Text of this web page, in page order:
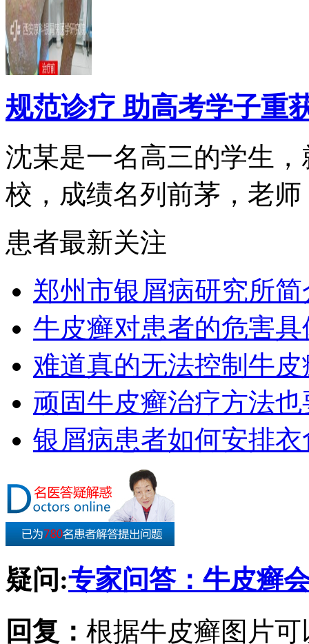
规范诊疗 助高考学子重
沈某是一名高三的学生
校，成绩名列前茅，老师
患者最新关注
郑州市银屑病研究所简
牛皮癣对患者的危害
难道真的无法控制牛
顽固牛皮癣治疗方法也
银屑病患者如何安排
疑问:专家问答：牛皮癣
回复： 根据牛皮癣图片